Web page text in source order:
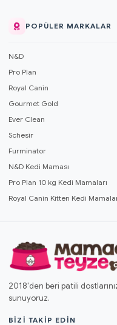
POPÜLER MARKALAR
N&D
Pro Plan
Royal Canin
Gourmet Gold
Ever Clean
Schesir
Furminator
N&D Kedi Maması
Pro Plan 10 kg Kedi Mamaları
Royal Canin Kitten Kedi
2018'den beri patili
sunuyoruz.
BIZI TAKIP EDIN